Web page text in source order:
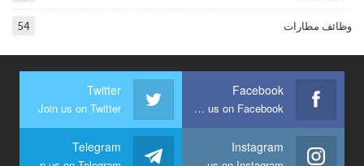
وظائف مطارات 54
Facebook
Join us on Facebook
Twitter
Join us on Twitter
Instagram
Telegram